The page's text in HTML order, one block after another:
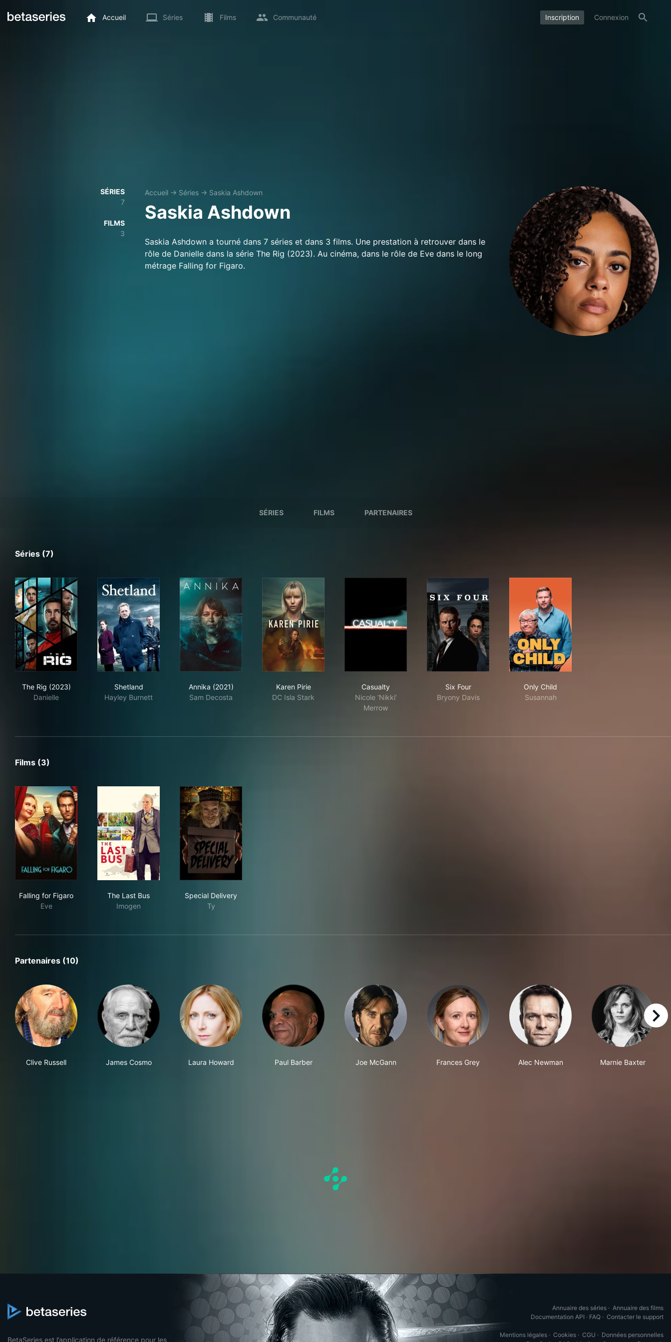
Accueil Séries Films Communauté Inscription Connexion
SÉRIES
7
FILMS
3
Accueil → Séries → Saskia Ashdown
Saskia Ashdown
Saskia Ashdown a tourné dans 7 séries et dans 3 films. Une prestation à retrouver dans le
rôle de Danielle dans la série The Rig (2023). Au cinéma, dans le rôle de Eve dans le long
métrage Falling for Figaro.
SÉRIES FILMS PARTENAIRES
Séries (7)
The Rig (2023)
Danielle
Shetland
Hayley Burnett
Annika (2021)
Sam Decosta
Karen Pirie
DC Isla Stark
Casualty
Nicole ‘Nikki’
Merrow
Six Four
Bryony Davis
Only Child
Susannah
Films (3)
Falling for Figaro
Eve
The Last Bus
Imogen
Special Delivery
Ty
Partenaires (10)
Clive Russell James Cosmo Laura Howard Paul Barber Joe McGann Frances Grey Alec Newman Marnie Baxter
right
BetaSeries est l’application de référence pour les
Annuaire des séries · Annuaire des films
Documentation API · FAQ · Contacter le support
Mentions légales · Cookies · CGU · Données personnelles